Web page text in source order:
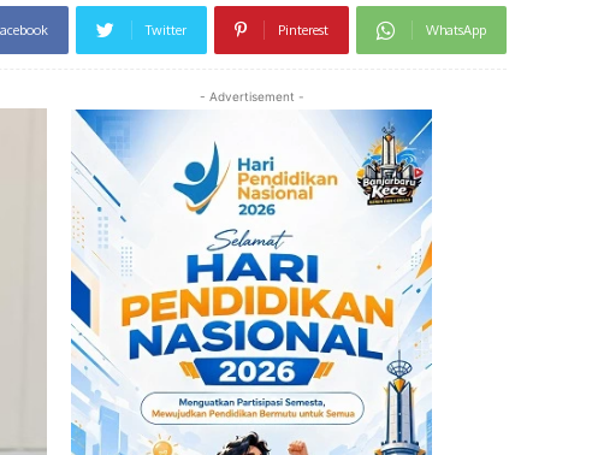
Twitter Pinterest WhatsApp
- Advertisement -